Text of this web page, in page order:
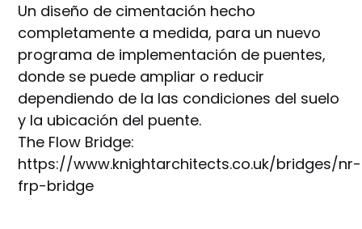
Un diseño de cimentación hecho
completamente a medida, para un nuevo
programa de implementación de puentes,
donde se puede ampliar o reducir
dependiendo de la las condiciones del suelo
y la ubicación del puente.
The Flow Bridge:
https://www.knightarchitects.co.uk/bridges/nr-
frp-bridge